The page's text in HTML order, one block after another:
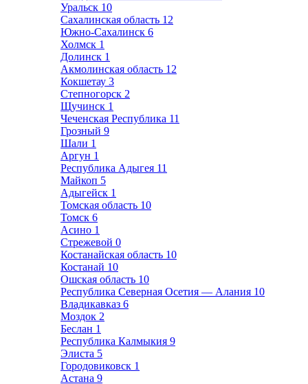
Уральск 10
Сахалинская область 12
Южно-Сахалинск 6
Холмск 1
Долинск 1
Акмолинская область 12
Кокшетау 3
Степногорск 2
Щучинск 1
Чеченская Республика 11
Грозный 9
Шали 1
Аргун 1
Республика Адыгея 11
Майкоп 5
Адыгейск 1
Томская область 10
Томск 6
Асино 1
Стрежевой 0
Костанайская область 10
Костанай 10
Ошская область 10
Республика Северная Осетия — Алания 10
Владикавказ 6
Моздок 2
Беслан 1
Республика Калмыкия 9
Элиста 5
Городовиковск 1
Астана 9